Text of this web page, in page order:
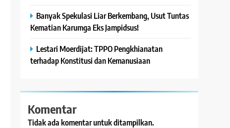
Banyak Spekulasi Liar Berkembang, Usut Tuntas
Kematian Karumga Eks Jampidsus!
Lestari Moerdijat: TPPO Pengkhianatan
terhadap Konstitusi dan Kemanusiaan
Komentar
Tidak ada komentar untuk ditampilkan.